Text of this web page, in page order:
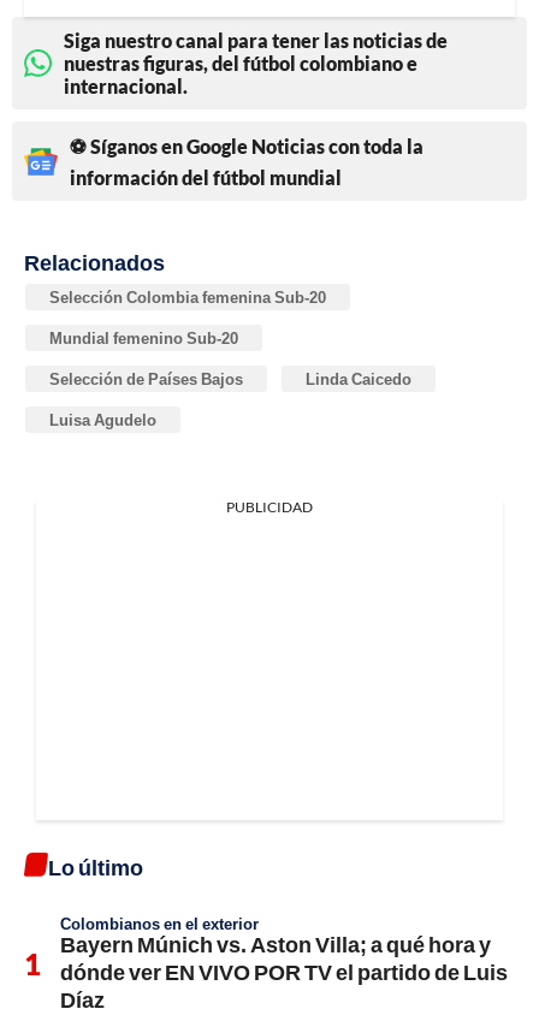
Siga nuestro canal para tener las noticias de
nuestras figuras, del fútbol colombiano e
internacional.
⚽ Síganos en Google Noticias con toda la
información del fútbol mundial
Relacionados
Selección Colombia femenina Sub-20
Mundial femenino Sub-20
Selección de Países Bajos Linda Caicedo
Luisa Agudelo
PUBLICIDAD
Lo último
Colombianos en el exterior
Bayern Múnich vs. Aston Villa; a qué hora y
dónde ver EN VIVO POR TV el partido de Luis
Díaz